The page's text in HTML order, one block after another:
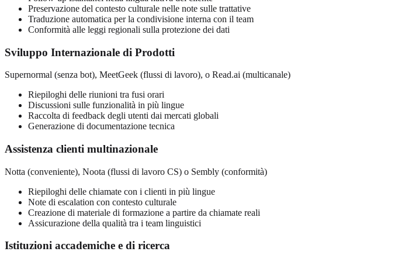
Preservazione del contesto culturale nelle note sulle trattative
Traduzione automatica per la condivisione interna con il team
Conformità alle leggi regionali sulla protezione dei dati
Sviluppo Internazionale di Prodotti
Supernormal (senza bot), MeetGeek (flussi di lavoro), o Read.ai (multicanale)
Riepiloghi delle riunioni tra fusi orari
Discussioni sulle funzionalità in più lingue
Raccolta di feedback degli utenti dai mercati globali
Generazione di documentazione tecnica
Assistenza clienti multinazionale
Notta (conveniente), Noota (flussi di lavoro CS) o Sembly (conformità)
Riepiloghi delle chiamate con i clienti in più lingue
Note di escalation con contesto culturale
Creazione di materiale di formazione a partire da chiamate reali
Assicurazione della qualità tra i team linguistici
Istituzioni accademiche e di ricerca